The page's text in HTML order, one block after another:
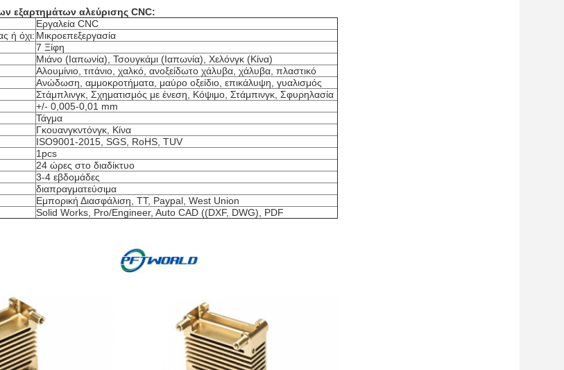
εξαρτημάτων αλεύρισης CNC:
Εργαλεία CNC
ή όχι: Μικροεπεξεργασία
7 Ξίφη
Μιάνο (Ιαπωνία), Τσουγκάμι (Ιαπωνία), Χελόνγκ (Κίνα)
Αλουμίνιο, τιτάνιο, χαλκό, ανοξείδωτο χάλυβα, χάλυβα, πλαστικό
Ανώδωση, αμμοκροτήματα, μαύρο οξείδιο, επικάλυψη, γυαλισμός
Στάμπλινγκ, Σχηματισμός με ένεση, Κόψιμο, Στάμπινγκ, Σφυρηλασία
+/- 0,005-0,01 mm
Τάγμα
Γκουανγκντόνγκ, Κίνα
ISO9001-2015, SGS, RoHS, TUV
1pcs
24 ώρες στο διαδίκτυο
3-4 εβδομάδες
διαπραγματεύσιμα
Εμπορική Διασφάλιση, TT, Paypal, West Union
Solid Works, Pro/Engineer, Auto CAD ((DXF, DWG), PDF